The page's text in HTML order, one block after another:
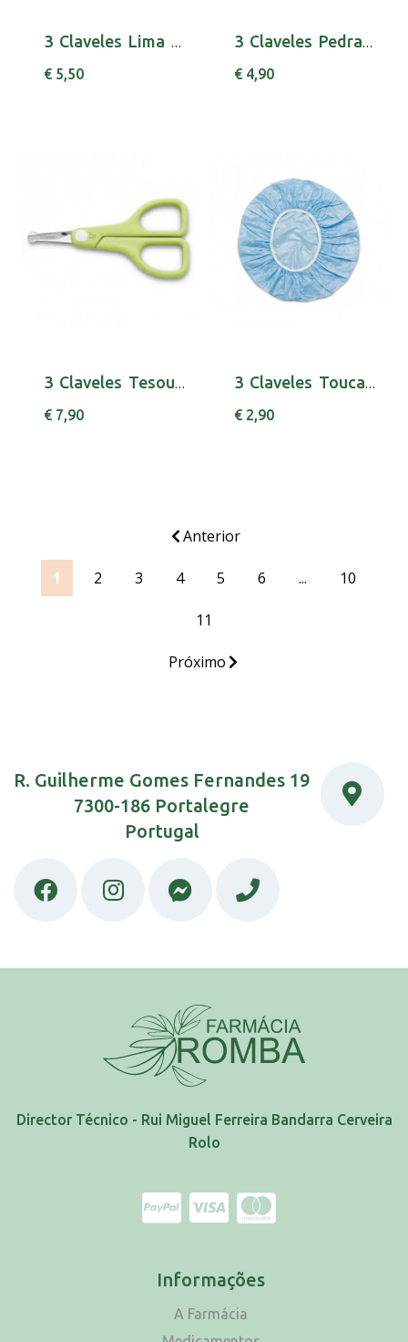
3 Claveles Lima Cristal 14cm 80218
€ 5,50
3 Claveles Pedra Pomes 12cm 80235
€ 4,90
3 Claveles Tesour Recta Bebe 9cm 80020
€ 7,90
3 Claveles Touca Banho 11907
€ 2,90
Anterior
1 2 3 4 5 6 ... 10
11
Próximo
R. Guilherme Gomes Fernandes 19
7300-186 Portalegre
Portugal
Director Técnico - Rui Miguel Ferreira Bandarra Cerveira
Rolo
Informações
A Farmácia